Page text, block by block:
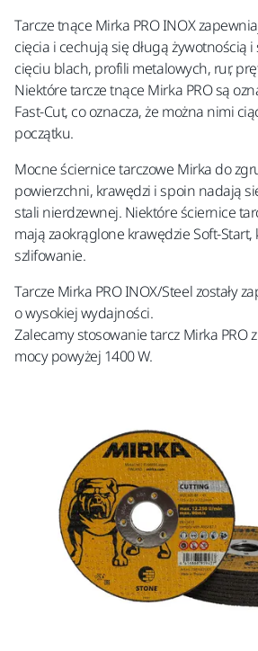
Tarcze tnące Mirka PRO INOX
cięcia i cechują się długą żywotnością
cięciu blach, profili metalowych, rur,
Niektóre tarcze tnące Mirka PRO są
Fast-Cut, co oznacza, że można nimi
początku.
Mocne ściernice tarczowe Mirka do
powierzchni, krawędzi i spoin nadają
stali nierdzewnej. Niektóre ściernice
mają zaokrąglone krawędzie Soft-
szlifowanie.
Tarcze Mirka PRO INOX/Steel zostały
o wysokiej wydajności.
Zalecamy stosowanie tarcz Mirka PRO
mocy powyżej 1400 W.